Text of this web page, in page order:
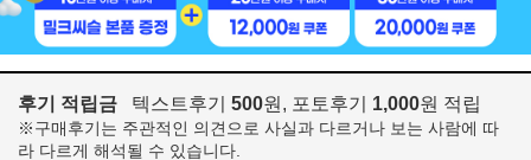
후기 적립금 텍스트후기 500원, 포토후기 1,000원 적립
※구매후기는 주관적인 의견으로 사실과 다르거나 보는 사람에 따
라 다르게 해석될 수 있습니다.